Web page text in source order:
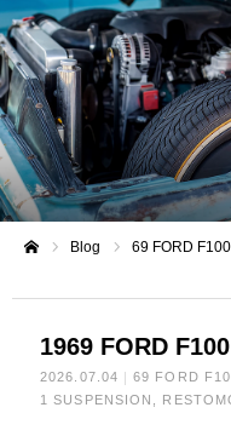
Blog 69 FORD
1969 FORD
2026.07.04 69 FORD
1 SUSPENSION